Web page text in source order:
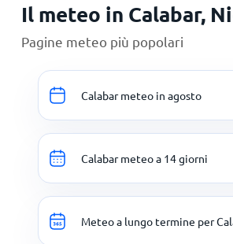
Il meteo in Calabar,
Pagine meteo più popolari
Calabar meteo in agosto
Calabar meteo a 14 giorni
Meteo a lungo termine per